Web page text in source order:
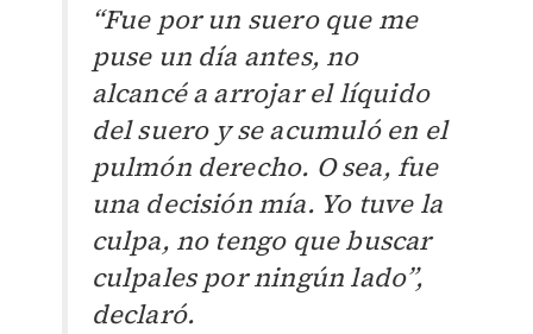
“Fue por un suero que me
puse un día antes, no
alcancé a arrojar el líquido
del suero y se acumuló en el
pulmón derecho. O sea, fue
una decisión mía. Yo tuve la
culpa, no tengo que buscar
culpales por ningún lado”,
declaró.